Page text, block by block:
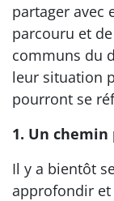
partager avec
parcouru et
communs du
leur situation
pourront se
1. Un chemin
Il y a bientôt
approfondir et